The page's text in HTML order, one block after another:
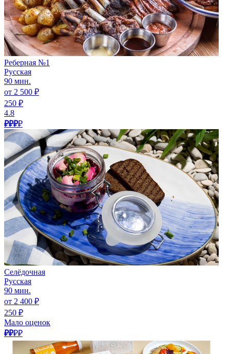
Реберная №1
Русская
90 мин.
от 2 500 ₽
250 ₽
4.8
₽₽₽₽
Селёдочная
Русская
90 мин.
от 2 400 ₽
250 ₽
Мало оценок
₽₽₽₽